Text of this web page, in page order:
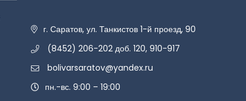
г. Саратов, ул. Танкистов 1-й проезд, 90
(8452) 206-202 доб. 120, 910-917
bolivarsaratov@yandex.ru
пн.-вс. 9:00 – 19:00